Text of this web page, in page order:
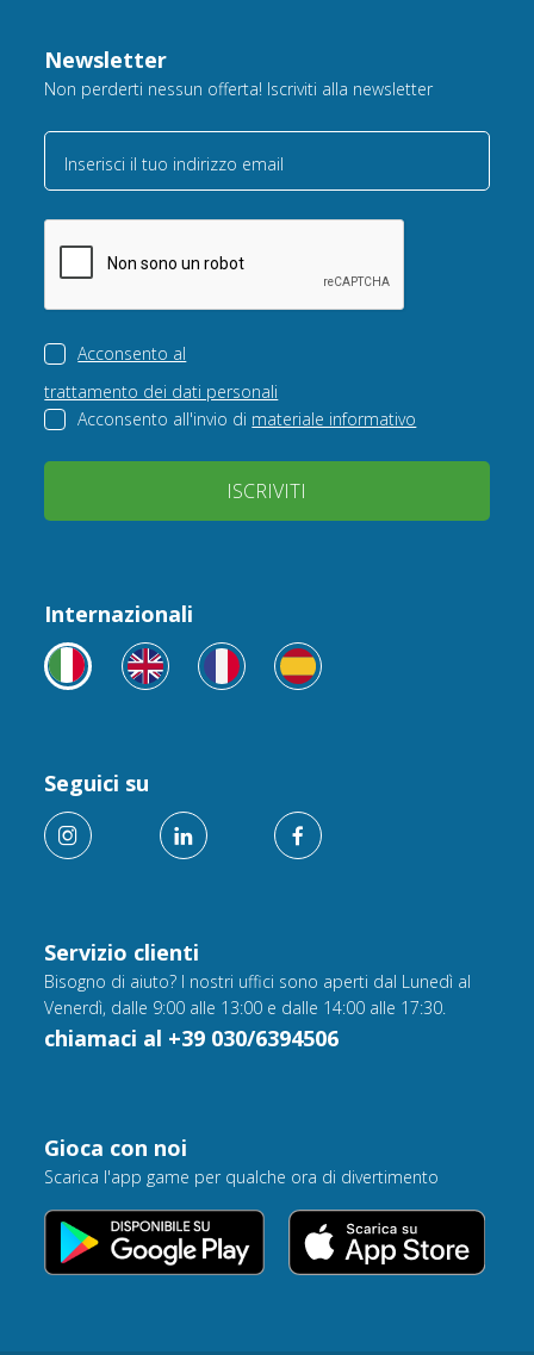
Newsletter
Non perderti nessun offerta! Iscriviti alla newsletter
Inserisci il tuo indirizzo email
Acconsento al
trattamento dei dati personali
Acconsento all'invio di materiale informativo
ISCRIVITI
Servizio clienti
Bisogno di aiuto? I nostri uffici sono aperti dal Lunedì al
Venerdì, dalle 9:00 alle 13:00 e dalle 14:00 alle 17:30.
chiamaci al +39 030/6394506
Internazionali
Seguici su
Gioca con noi
Scarica l'app game per qualche ora di divertimento